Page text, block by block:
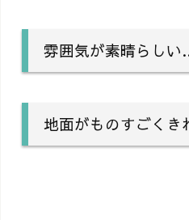
雰囲気が素晴らし
地面がものすごくき